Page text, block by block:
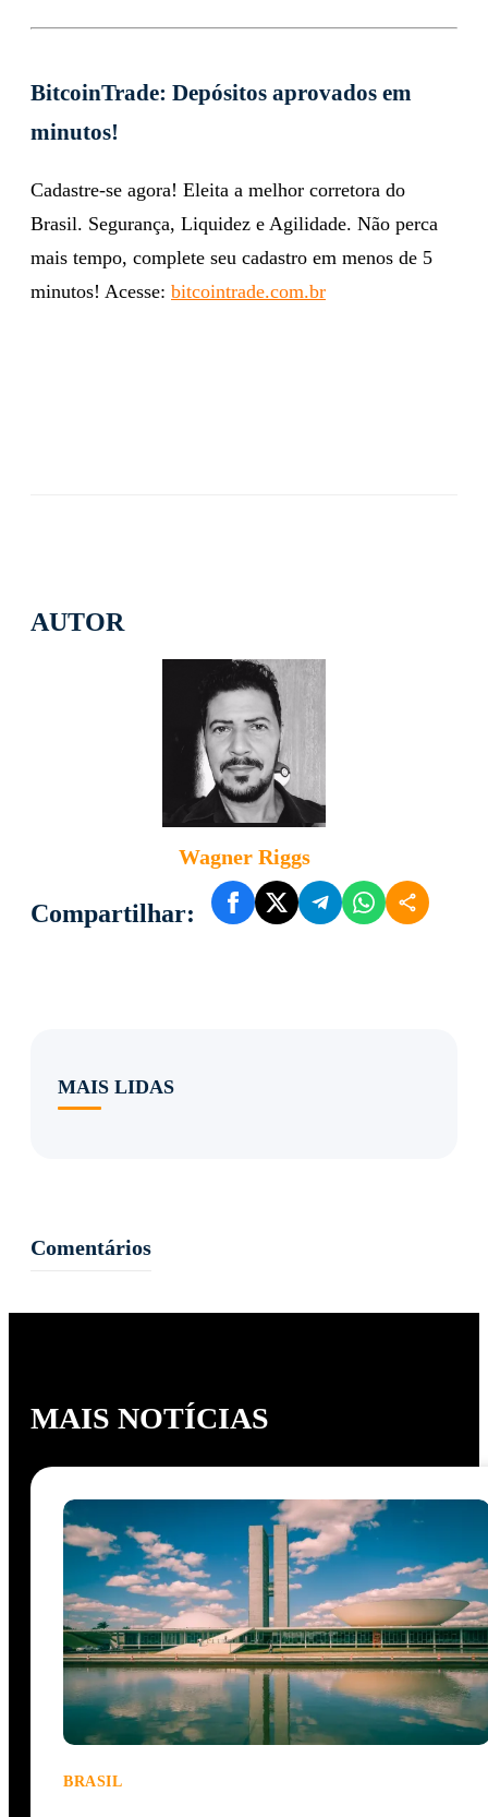
AUTOR
Wagner Riggs
Compartilhar:
BitcoinTrade: Depósitos aprovados em
minutos!
Cadastre-se agora! Eleita a melhor corretora do
Brasil. Segurança, Liquidez e Agilidade. Não perca
mais tempo, complete seu cadastro em menos de 5
minutos! Acesse: bitcointrade.com.br
MAIS LIDAS
Comentários
MAIS NOTÍCIAS
BRASIL